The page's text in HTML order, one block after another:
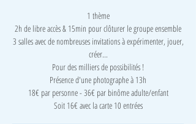
1 thème
2h de libre accès & 15min pour clôturer le groupe ensemble
3 salles avec de nombreuses invitations à expérimenter, jouer,
créer...
Pour des milliers de possibilités !
Présence d'une photographe à 13h
18€ par personne - 36€ par binôme adulte/enfant
Soit 16€ avec la carte 10 entrées